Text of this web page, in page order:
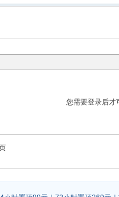
您需要登录后才